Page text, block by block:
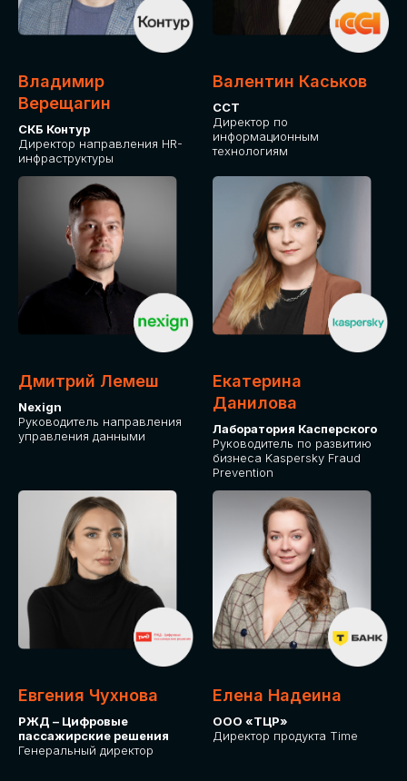
Владимир
Верещагин
СКБ Контур
Директор направления HR-
инфраструктуры
Валентин Каськов
ССТ
Директор по
информационным
технологиям
Дмитрий Лемеш
Nexign
Руководитель направления
управления данными
Екатерина
Данилова
Лаборатория Касперского
Руководитель по развитию
бизнеса Kaspersky Fraud
Prevention
Евгения Чухнова
РЖД – Цифровые
пассажирские решения
Генеральный директор
Елена Надеина
ООО «ТЦР»
Директор продукта Time
ДЛЯ ОПЛАТЫ БИЛЕТОВ
ОТ ФИЗИЧЕСКОГО ЛИЦА
Оплата через сервис Timepad
ПРИОБРЕСТИ БИЛЕТ